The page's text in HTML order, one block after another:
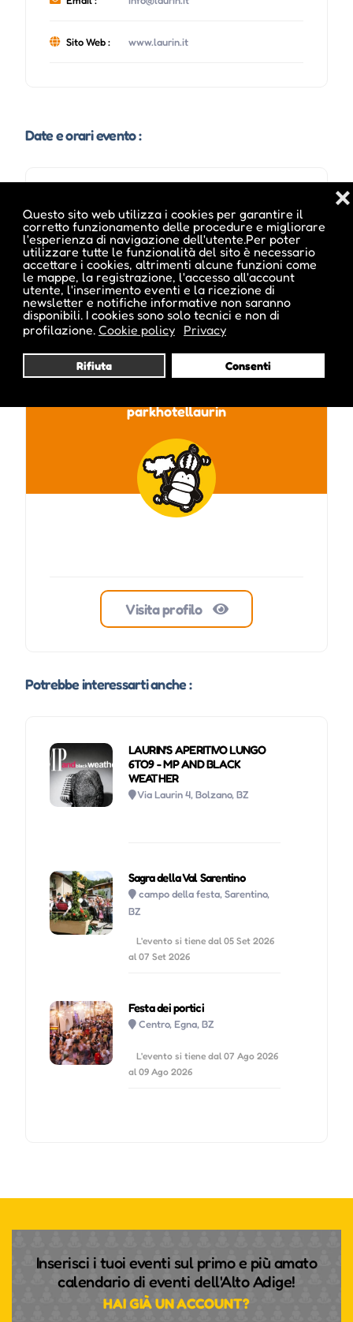
Questo sito web utilizza i cookies per garantire il
corretto funzionamento delle procedure e migliorare
l'esperienza di navigazione dell'utente.Per poter
utilizzare tutte le funzionalità del sito è necessario
accettare i cookies, altrimenti alcune funzioni come
le mappe, la registrazione, l'accesso all'account
utente, l'inserimento eventi e la ricezione di
newsletter e notifiche informative non saranno
disponibili. I cookies sono solo tecnici e non di
profilazione. Cookie policy Privacy
Rifiuta Consenti
❌
Sito Web : www.laurin.it
Date e orari evento :
Pubblicato da :
parkhotellaurin
Visita profilo
Potrebbe interessarti anche :
LAURIN'S APERITIVO LUNGO
6TO9 - MP AND BLACK
WEATHER
Via Laurin 4, Bolzano, BZ
Sagra della Val Sarentino
campo della festa, Sarentino,
BZ
L'evento si tiene dal 05 Set 2026
al 07 Set 2026
Festa dei portici
Centro, Egna, BZ
L'evento si tiene dal 07 Ago 2026
al 09 Ago 2026
Inserisci i tuoi eventi sul primo e più amato
calendario di eventi dell'Alto Adige!
HAI GIÀ UN ACCOUNT?